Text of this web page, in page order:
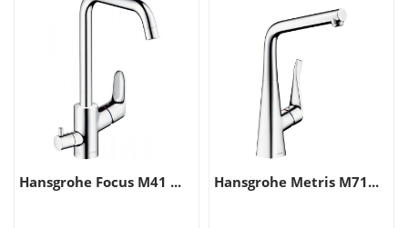
В КОРЗИНУ
В КОРЗИНУ
Hansgrohe Focus M41 ... Hansgrohe Metris M71...